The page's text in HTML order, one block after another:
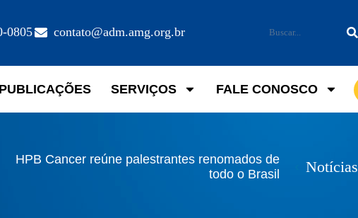
0805 contato@adm.amg.org.br
PUBLICAÇÕES SERVIÇOS FALE CONOSCO
HPB Cancer reúne palestrantes renomados de
todo o Brasil
Notícias